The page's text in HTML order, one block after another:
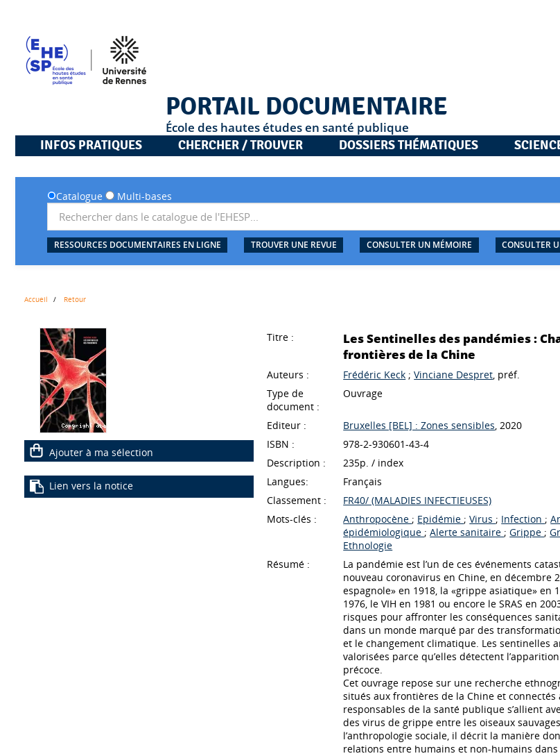
PORTAIL DOCUMENTAIRE
École des hautes études en santé publique
INFOS PRATIQUES
CHERCHER / TROUVER DOSSIERS THÉMATIQUES
Catalogue Multi-bases
RESSOURCES DOCUMENTAIRES EN LIGNE TROUVER UNE REVUE CONSULTER UN MÉMOIRE CONSULTER
Accueil Retour
Ajouter à ma sélection
Lien vers la notice
Titre :
Les Sentinelles des pandémies :
frontières de la Chine
Auteurs : Frédéric Keck ;Vinciane Despret , préf.
Type de
document :
Ouvrage
Editeur : Bruxelles [BEL] : Zones sensibles , 2020
ISBN :
978-2-930601-43-4
Description :
235p. / index
Langues:
Français
Classement :
FR40/ (MALADIES INFECTIEUSES)
Mots-clés :
Anthropocène ; Epidémie ; Virus ; Infection ;
épidémiologique ; Alerte sanitaire ; Grippe ;
Ethnologie
Résumé :
La pandémie est l’un de ces événements
nouveau coronavirus en Chine, en décembre
espagnole» en 1918, la «grippe asiatique» en
1976, le VIH en 1981 ou encore le SRAS en
risques pour affronter les conséquences
dans un monde marqué par des
et le changement climatique. Les sentinelles
valorisées parce qu’elles détectent
précoce.
Cet ouvrage repose sur une recherche
situés aux frontières de la Chine et
responsables de la santé publique s’allient
des virus de grippe entre les oiseaux
l’anthropologie sociale, il décrit la manière
relations entre humains et non-humains dans